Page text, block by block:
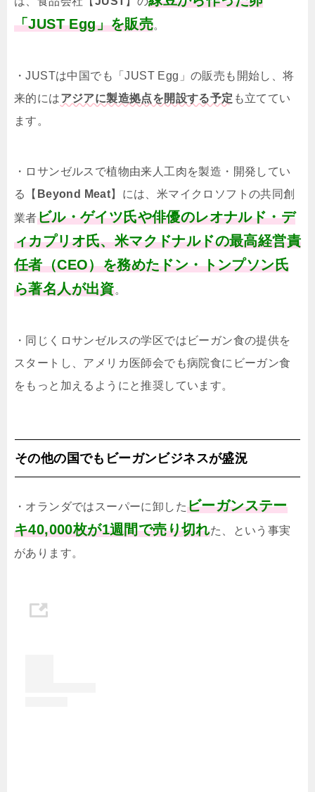
「JUST Egg」を販売。
・JUSTは中国でも「JUST Egg」の販売も開始し、将
来的にはアジアに製造拠点を開設する予定 も立ててい
ます。
・ロサンゼルスで植物由来人工肉を製造・開発してい
る【 Beyond Meat】には、米マイクロソフトの共同創
業者ビル・ゲイツ氏や俳優のレオナルド・デ
ィカプリオ氏、米マクドナルドの最高経営責
任者（CEO）を務めたドン・トンプソン氏
ら著名人が出資。
・同じくロサンゼルスの学区ではビーガン食の提供を
スタートし、アメリカ医師会でも病院食にビーガン食
をもっと加えるようにと推奨しています。
その他の国でもビーガンビジネスが盛況
・オランダではスーパーに卸したビーガンステー
キ40,000枚が1週間で売り切れた、という事実
があります。